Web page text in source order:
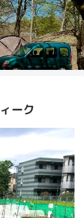
ーク